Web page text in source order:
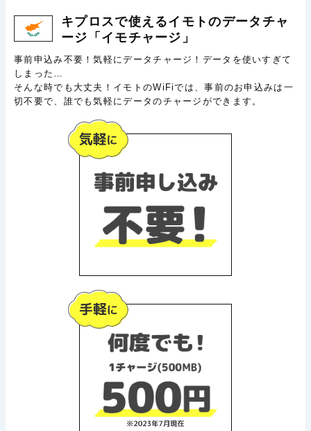
キプロスで使えるイモトのデータチャ
ージ 「イモチャージ」
事前申込み不要！気軽にデータチャージ！データを使いすぎて
しまった…
そんな時でも大丈夫！イモトのWiFiでは、事前のお申込みは一
切不要で、誰でも気軽にデータのチャージができます。